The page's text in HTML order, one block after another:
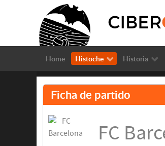
Home Histoche Historia
Ficha de partido
FC